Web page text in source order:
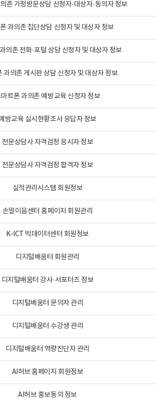
존 가정방문상담 신청자·대상자·동의자 정보
과의존 집단상담 신청자 및 대상자 정보
의존 전화·포털 상담 신청자 및 대상자 정보
과의존 게시판 상담 신청자 및 대상자 정보
트폰 과의존 예방교육 신청자 정보
방교육 실시현황조사 응답자 정보
전문상담사 자격검정 응시자 정보
전문상담사 자격검정 합격자 정보
실적관리시스템 회원정보
손말이음센터 홈페이지 회원관리
K-ICT 빅데이터센터 회원정보
디지털배움터 회원관리
디지털배움터 강사·서포터즈 정보
디지털배움터 문의자 관리
디지털배움터 수강생 관리
디지털배움터 역량진단자 관리
AI허브 홈페이지 회원정보
AI허브 홍보동의 정보